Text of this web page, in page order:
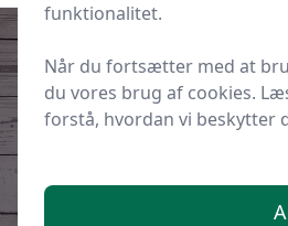
Udgivet i Senge og Madrasser
med skuffer eller
funktionalitet.
Når du fortsætter med at
du vores brug af cookies.
forstå, hvordan vi beskytter